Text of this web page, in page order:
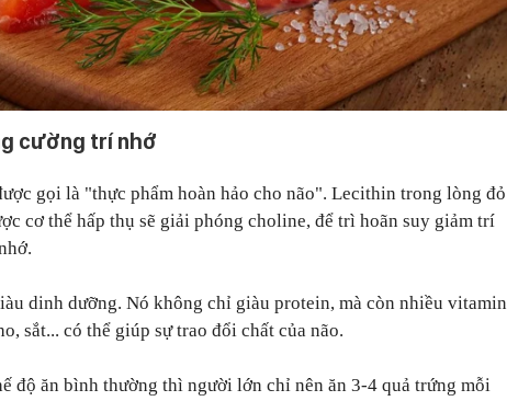
cường trí nhớ
gọi là "thực phẩm hoàn hảo cho não". Lecithin trong lòng đỏ
cơ thể hấp thụ sẽ giải phóng choline, để trì hoãn suy giảm trí
dinh dưỡng. Nó không chỉ giàu protein, mà còn nhiều vitamin
sắt... có thể giúp sự trao đổi chất của não.
độ ăn bình thường thì người lớn chỉ nên ăn 3-4 quả trứng mỗi